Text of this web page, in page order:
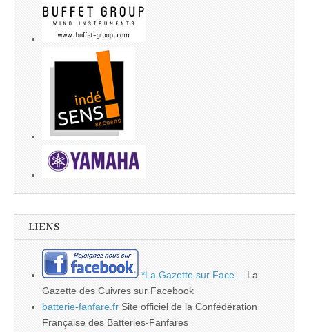
LIENS
*La Gazette sur Face… La
Gazette des Cuivres sur Facebook
batterie-fanfare.fr Site officiel de la Confédération
Française des Batteries-Fanfares